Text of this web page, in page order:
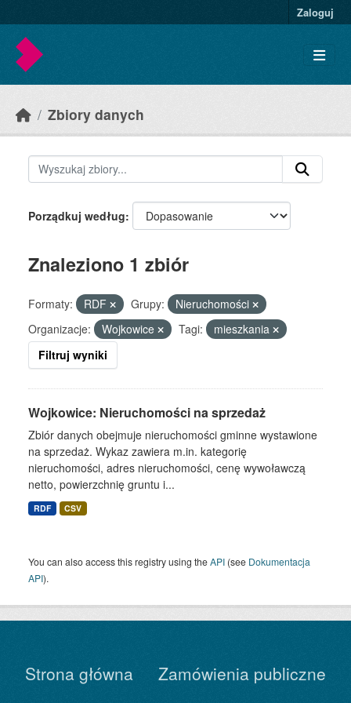
Zaloguj
Zbiory danych
Porządkuj według
Znaleziono 1 zbiór
Formaty: RDF Grupy:
Nieruchomości
Organizacje:
Wojkowice Tagi:
mieszkania
Filtruj wyniki
Wojkowice: Nieruchomości na sprzedaż
Zbiór danych obejmuje nieruchomości gminne wystawione
na sprzedaż. Wykaz zawiera m.in. kategorię
nieruchomości, adres nieruchomości, cenę wywoławczą
netto, powierzchnię gruntu i...
RDF CSV
You can also access this registry using theAPI (see Dokumentacja
API).
Strona główna
Zamówienia publiczne